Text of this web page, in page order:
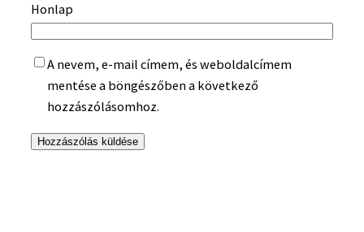
Honlap
A nevem, e-mail címem, és weboldalcímem
mentése a böngészőben a következő
hozzászólásomhoz.